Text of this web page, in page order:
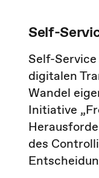
Self-
Self-
digitalen
Wandel
Initiative
des